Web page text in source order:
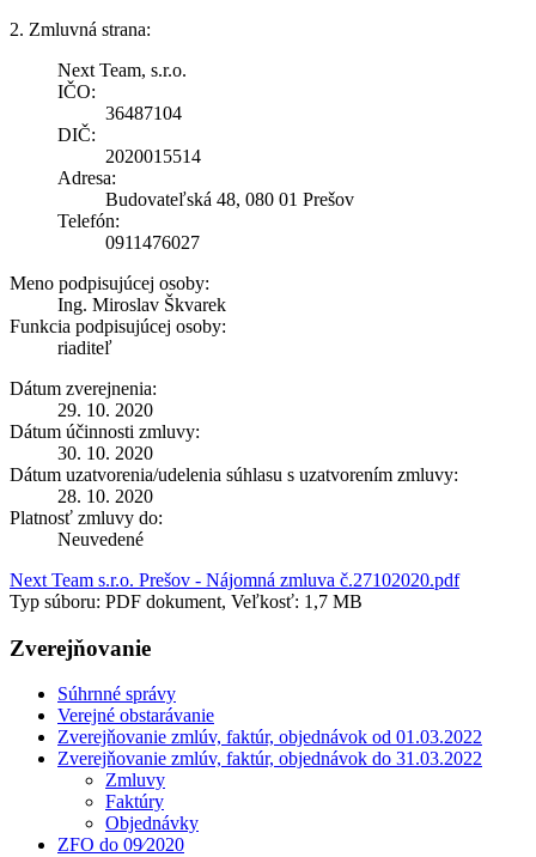
2. Zmluvná strana:
Next Team, s.r.o.
IČO:
36487104
DIČ:
2020015514
Adresa:
Budovateľská 48, 080 01 Prešov
Telefón:
0911476027
Meno podpisujúcej osoby:
Ing. Miroslav Škvarek
Funkcia podpisujúcej osoby:
riaditeľ
Dátum zverejnenia:
29. 10. 2020
Dátum účinnosti zmluvy:
30. 10. 2020
Dátum uzatvorenia/udelenia súhlasu s uzatvorením zmluvy:
28. 10. 2020
Platnosť zmluvy do:
Neuvedené
Next Team s.r.o. Prešov - Nájomná zmluva č.27102020.pdf
Typ súboru: PDF dokument, Veľkosť: 1,7 MB
Zverejňovanie
Súhrnné správy
Verejné obstarávanie
Zverejňovanie zmlúv, faktúr, objednávok od 01.03.2022
Zverejňovanie zmlúv, faktúr, objednávok do 31.03.2022
Zmluvy
Faktúry
Objednávky
ZFO do 09⁄2020